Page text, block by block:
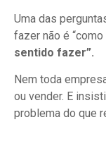
Uma das
fazer não é
sentido fazer”.
Nem toda
ou vender. E
problema do que